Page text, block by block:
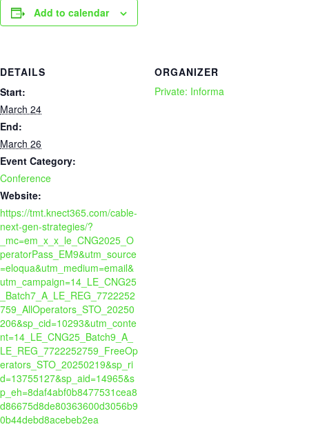
Add to calendar
DETAILS
Start:
March 24
End:
March 26
Event Category:
Conference
Website:
https://tmt.knect365.com/cable-
next-gen-strategies/?
_mc=em_x_x_le_CNG2025_O
peratorPass_EM9&utm_source
=eloqua&utm_medium=email&
utm_campaign=14_LE_CNG25
_Batch7_A_LE_REG_7722252
759_AllOperators_STO_20250
206&sp_cid=10293&utm_conte
nt=14_LE_CNG25_Batch9_A_
LE_REG_7722252759_FreeOp
erators_STO_20250219&sp_ri
d=13755127&sp_aid=14965&s
p_eh=8daf4abf0b8477531cea8
d86675d8de80363600d3056b9
0b44debd8acebeb2ea
ORGANIZER
Private: Informa